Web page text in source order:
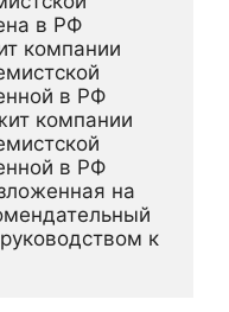
в РФ
компании
в РФ
компании
в РФ
на
к